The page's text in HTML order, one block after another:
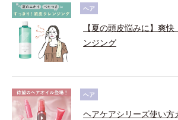
ヘア
【夏の頭皮悩みに】爽
ンジング
ヘア
ヘアケアシリーズ使い方